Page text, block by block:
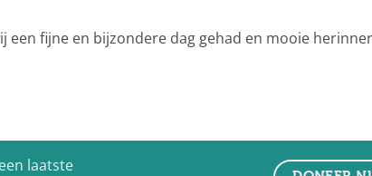
een fijne en bijzondere dag gehad en mooie
laatste